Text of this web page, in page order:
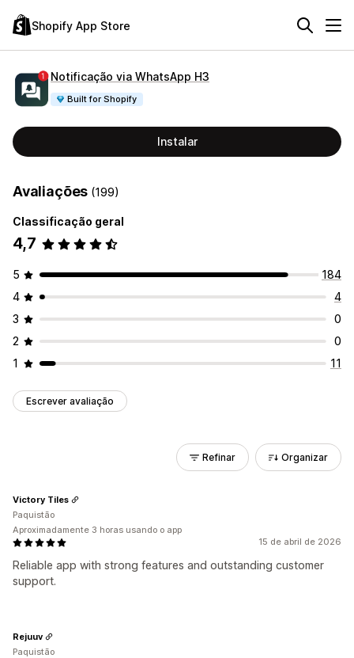
Shopify App Store
Notificação via WhatsApp H3
Built for Shopify
Instalar
Avaliações (199)
Classificação geral
4,7
5
184
4
4
3
0
2
0
1
11
Escrever avaliação
Refinar Organizar
15 de abril de 2026
Reliable app with strong features and outstanding customer
support.
Victory Tiles
Paquistão
Aproximadamente 3 horas usando o app
Rejuuv
Paquistão